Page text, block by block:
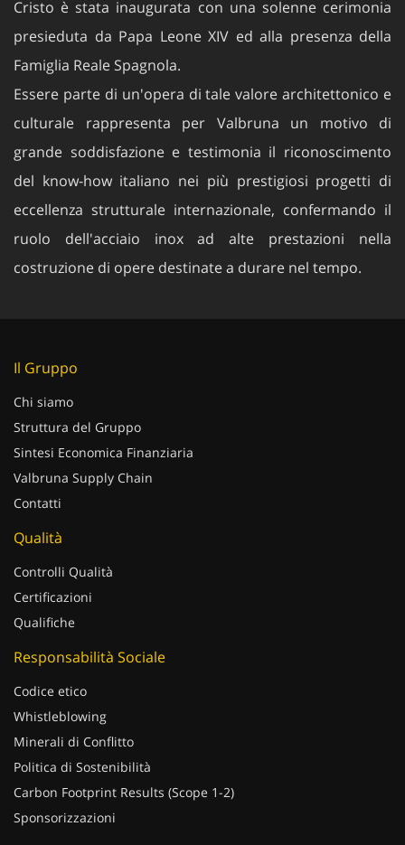
presieduta da Papa Leone XIV ed alla presenza della
Famiglia Reale Spagnola.
Essere parte di un'opera di tale valore architettonico e
culturale rappresenta per Valbruna un motivo di
grande soddisfazione e testimonia il riconoscimento
del know-how italiano nei più prestigiosi progetti di
eccellenza strutturale internazionale, confermando il
ruolo dell'acciaio inox ad alte prestazioni nella
costruzione di opere destinate a durare nel tempo.
Struttura del Gruppo
Sintesi Economica Finanziaria
Valbruna Supply Chain
Contatti
Certificazioni
Qualifiche
Whistleblowing
Minerali di Conflitto
Politica di Sostenibilità
Carbon Footprint Results (Scope 1-2)
Sponsorizzazioni